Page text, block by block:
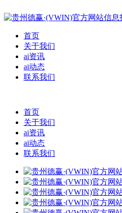
首页
关于我们
ai资讯
ai动态
联系我们
首页
关于我们
ai资讯
ai动态
联系我们